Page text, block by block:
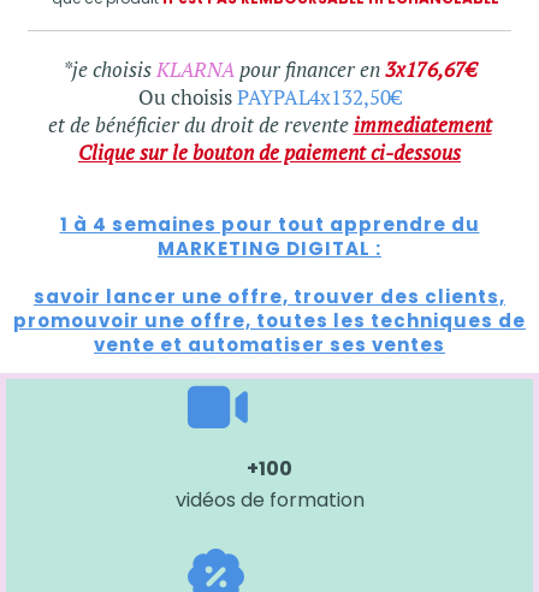
*je choisisKLARNApour financer en3x176,67€
Ou choisisPAYPAL4x132,50€
et de bénéficier du droit de revente immediatement
Clique sur le bouton de paiement ci-dessous
1 à 4 semaines pour tout apprendre du
MARKETING DIGITAL :
savoir lancer une offre, trouver des clients,
promouvoir une offre, toutes les techniques de
vente et automatiser ses ventes
+100
vidéos de formation